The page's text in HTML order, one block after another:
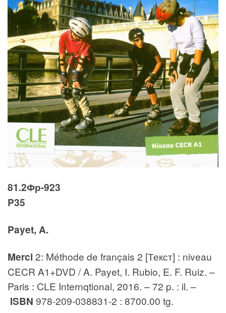
81.2Фр-923
P35
Payet, A.
Merci 2: Méthode de français 2 [Текст] : niveau
CECR A1+DVD / A. Payet, I. Rubio, E. F. Ruiz. –
Paris : CLE Internqtional, 2016. – 72 p. : il. –
ISBN 978-209-038831-2 : 8700.00 tg.